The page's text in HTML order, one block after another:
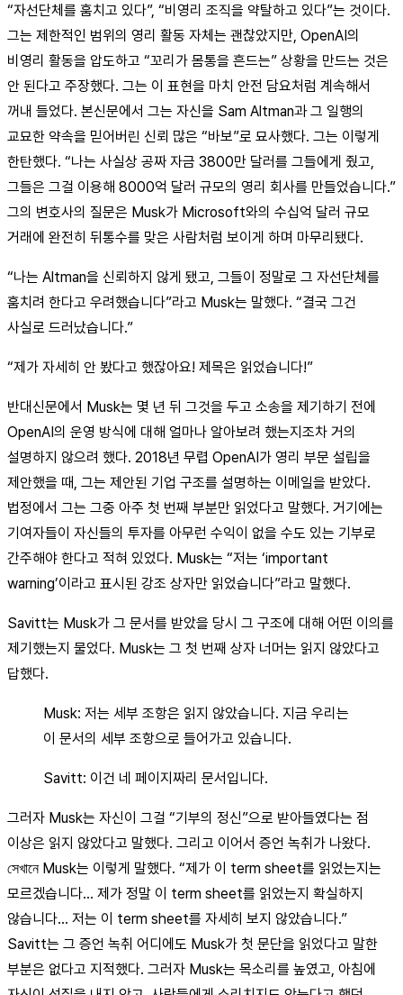
“자선단체를 훔치고 있다”, “비영리 조직을 약탈하고 있다”는 것이다.
그는 제한적인 범위의 영리 활동 자체는 괜찮았지만, OpenAI의
비영리 활동을 압도하고 “꼬리가 몸통을 흔드는” 상황을 만드는 것은
안 된다고 주장했다. 그는 이 표현을 마치 안전 담요처럼 계속해서
꺼내 들었다. 본신문에서 그는 자신을 Sam Altman과 그 일행의
교묘한 약속을 믿어버린 신뢰 많은 “바보”로 묘사했다. 그는 이렇게
한탄했다. “나는 사실상 공짜 자금 3800만 달러를 그들에게 줬고,
그들은 그걸 이용해 8000억 달러 규모의 영리 회사를 만들었습니다.”
그의 변호사의 질문은 Musk가 Microsoft와의 수십억 달러 규모
거래에 완전히 뒤통수를 맞은 사람처럼 보이게 하며 마무리됐다.
“나는 Altman을 신뢰하지 않게 됐고, 그들이 정말로 그 자선단체를
훔치려 한다고 우려했습니다”라고 Musk는 말했다. “결국 그건
사실로 드러났습니다.”
“제가 자세히 안 봤다고 했잖아요! 제목은 읽었습니다!”
반대신문에서 Musk는 몇 년 뒤 그것을 두고 소송을 제기하기 전에
OpenAI의 운영 방식에 대해 얼마나 알아보려 했는지조차 거의
설명하지 않으려 했다. 2018년 무렵 OpenAI가 영리 부문 설립을
제안했을 때, 그는 제안된 기업 구조를 설명하는 이메일을 받았다.
법정에서 그는 그중 아주 첫 번째 부분만 읽었다고 말했다. 거기에는
기여자들이 자신들의 투자를 아무런 수익이 없을 수도 있는 기부로
간주해야 한다고 적혀 있었다. Musk는 “저는 ‘important
warning’이라고 표시된 강조 상자만 읽었습니다”라고 말했다.
Savitt는 Musk가 그 문서를 받았을 당시 그 구조에 대해 어떤 이의를
제기했는지 물었다. Musk는 그 첫 번째 상자 너머는 읽지 않았다고
답했다.
Musk: 저는 세부 조항은 읽지 않았습니다. 지금 우리는
이 문서의 세부 조항으로 들어가고 있습니다.
Savitt: 이건 네 페이지짜리 문서입니다.
그러자 Musk는 자신이 그걸 “기부의 정신”으로 받아들였다는 점
이상은 읽지 않았다고 말했다. 그리고 이어서 증언 녹취가 나왔다.
সেখানে Musk는 이렇게 말했다. “제가 이 term sheet를 읽었는지는
모르겠습니다… 제가 정말 이 term sheet를 읽었는지 확실하지
않습니다… 저는 이 term sheet를 자세히 보지 않았습니다.”
Savitt는 그 증언 녹취 어디에도 Musk가 첫 문단을 읽었다고 말한
부분은 없다고 지적했다. 그러자 Musk는 목소리를 높였고, 아침에